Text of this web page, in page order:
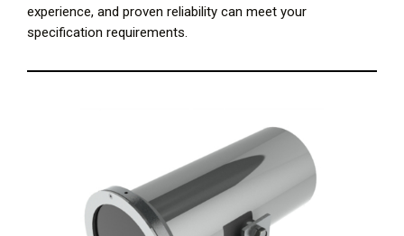
experience, and proven reliability can meet your
specification requirements.